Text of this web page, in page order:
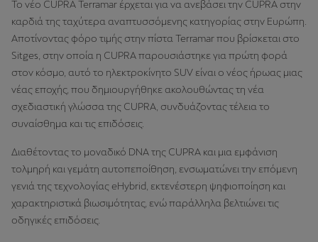
Το νέο CUPRA Terramar έρχεται για να ανεβάσει την CUPRA στην
καρδιά της ταχύτερα αναπτυσσόμενης κατηγορίας στην Ευρώπη.
Αποτίνοντας φόρο τιμής στην πίστα Terramar που βρίσκεται στο
Sitges, στην οποία η CUPRA παρουσιάστηκε για πρώτη φορά
στον κόσμο, αυτό το ηλεκτροκίνητο SUV είναι ο νέος ήρωας μιας
νέας εποχής, που δημιουργήθηκε ακολουθώντας τη νέα
σχεδιαστική γλώσσα της CUPRA, συνδυάζοντας τέλεια το
συναίσθημα και τις επιδόσεις.
Διαθέτοντας το μοναδικό DNA της CUPRA και μια εμφάνιση
τολμηρή και γεμάτη αυτοπεποίθηση, ενσωματώνει την επόμενη
γενιά της τεχνολογίας eHybrid, εκτενέστερη ψηφιοποίηση και
χαρακτηριστικά βιωσιμότητας, ενώ παράλληλα βελτιώνει τις
οδηγικές επιδόσεις.